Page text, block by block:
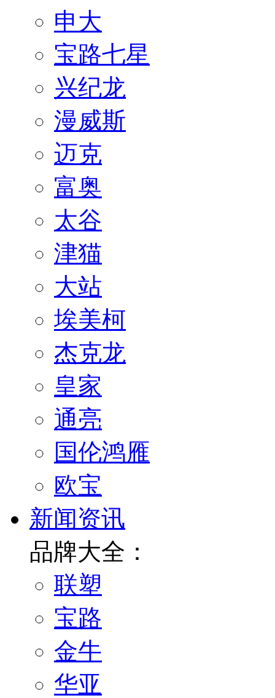
申大
宝路七星
兴纪龙
漫威斯
迈克
富奥
太谷
津猫
大站
埃美柯
杰克龙
皇家
通亮
国伦鸿雁
欧宝
新闻资讯
品牌大全：
联塑
宝路
金牛
华亚